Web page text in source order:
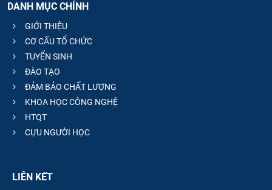
DANH MỤC CHÍNH
GIỚI THIỆU
CƠ CẤU TỔ CHỨC
TUYỂN SINH
ĐÀO TẠO
ĐẢM BẢO CHẤT LƯỢNG
KHOA HỌC CÔNG NGHỆ
HTQT
CỰU NGƯỜI HỌC
LIÊN KẾT